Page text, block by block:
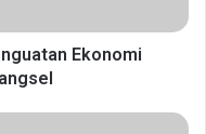
Ekonomi